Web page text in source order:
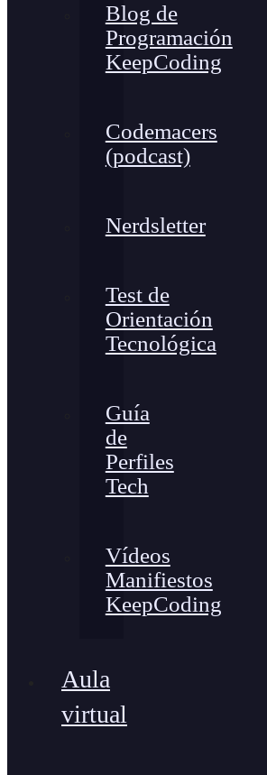
Blog de
Programación
KeepCoding
Codemacers
(podcast)
Nerdsletter
Test de
Orientación
Tecnológica
Guía
de
Perfiles
Tech
Vídeos
Manifiestos
KeepCoding
Aula
virtual